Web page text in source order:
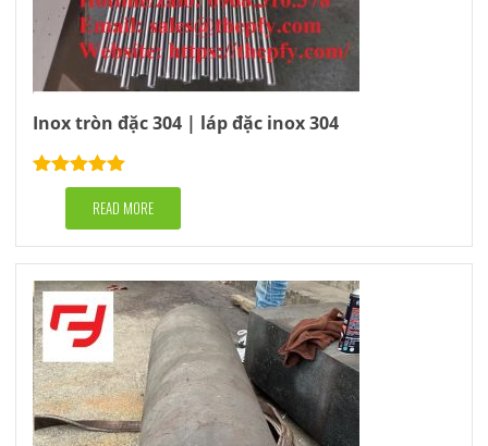
Inox tròn đặc 304 | láp đặc inox 304
Rated5.00
out of 5READ MORE